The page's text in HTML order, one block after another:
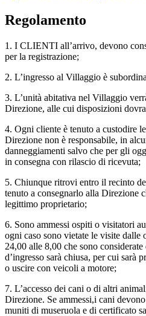
Regolamento
1. I CLIENTI all’arrivo, devono
per la registrazione;
2. L’ingresso al Villaggio è
3. L’unità abitativa nel Villaggio
Direzione, alle cui disposizioni
4. Ogni cliente è tenuto a custodire
Direzione non è responsabile, in
danneggiamenti salvo che per gli
in consegna con rilascio di ricevuta;
5. Chiunque ritrovi entro il recinto
tenuto a consegnarlo alla Direzione
legittimo proprietario;
6. Sono ammessi ospiti o visitatori
ogni caso sono vietate le visite dalle
24,00 alle 8,00 che sono
d’ingresso sarà chiusa, per cui sarà
o uscire con veicoli a motore;
7. L’accesso dei cani o di altri
Direzione. Se ammessi,i cani
muniti di museruola e di certificato